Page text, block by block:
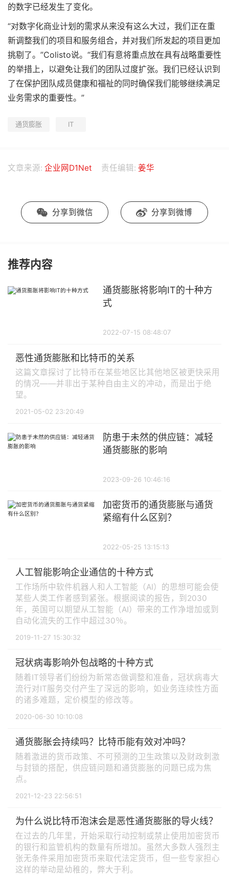
的数字已经发生了变化。
“对数字化商业计划的需求从来没有这么大过，我们正在重
新调整我们的项目和服务组合，并对我们所发起的项目更加
挑剔了。”Colisto说。“我们有意将重点放在具有战略重要性
的举措上，以避免让我们的团队过度扩张。我们已经认识到
了在保护团队成员健康和福祉的同时确保我们能够继续满足
业务需求的重要性。”
通货膨胀 IT
文章来源: 企业网D1Net 责任编辑: 姜华
分享到微信 分享到微博
推荐内容
通货膨胀将影响IT的十种方
式
2022-07-15 08:48:07
恶性通货膨胀和比特币的关系
这篇文章探讨了比特币在某些地区比其他地区被更快采用
的情况——并非出于某种自由主义的冲动，而是出于绝
望。
2021-05-02 23:20:49
防患于未然的供应链：减轻
通货膨胀的影响
2023-09-26 10:46:16
加密货币的通货膨胀与通货
紧缩有什么区别？
2022-05-25 13:15:13
人工智能影响企业通信的十种方式
工作场所中软件机器人和人工智能（AI）的思想可能会使
某些人类工作者感到紧张。根据阅读的报告，到2030
年，英国可以期望从工智能（AI）带来的工作净增加或到
自动化流失的工作中超过30％。
2019-11-27 15:30:32
冠状病毒影响外包战略的十种方式
随着IT领导者们纷纷为新常态做调整和准备，冠状病毒大
流行对IT服务交付产生了深远的影响，如业务连续性方面
的诸多难题，定价模型的修改等。
2020-06-30 10:10:08
通货膨胀会持续吗？比特币能有效对冲吗？
随着激进的货币政策、不可预测的卫生政策以及财政刺激
与封锁的搭配，供应链问题和通货膨胀的问题已成为焦
点。
2021-12-23 22:56:51
为什么说比特币泡沫会是恶性通货膨胀的导火线？
在过去的几年里，开始采取行动控制或禁止使用加密货币
的银行和监管机构的数量有所增加。虽然大多数人强烈主
张无条件采用加密货币来取代法定货币，但一些专家担心
这样的举动是幼稚的，弊大于利。